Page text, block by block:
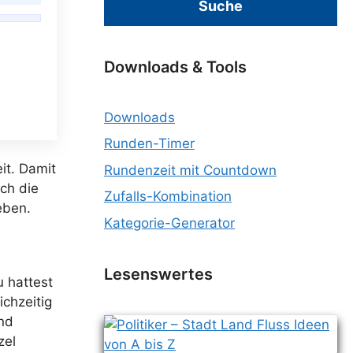
Damit
die
hattest
Suche
Downloads & Tools
Downloads
Runden-Timer
Rundenzeit mit Countdown
Zufalls-Kombination
Kategorie-Generator
Lesenswertes